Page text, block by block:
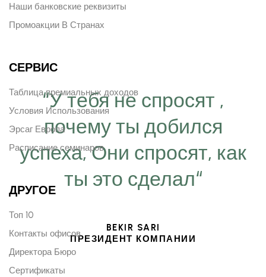
“У тебя не спросят ,
почему ты добился
успеха, Они спросят, как
ты это сделал“
BEKIR SARI
ПРЕЗИДЕНТ КОМПАНИИ
Наши банковские реквизиты
Промоакции В Странах
СЕРВИС
Таблица премиальных доходов
Условия Использования
Эрсаг Европа
Расписание семинаров
ДРУГОЕ
Топ 10
Контакты офисов
Директора Бюро
Сертификаты